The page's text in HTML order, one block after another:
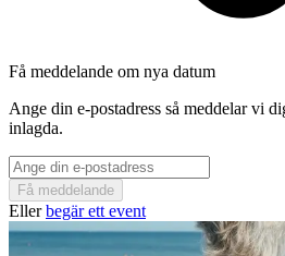
Få meddelande om nya datum
Ange din e-postadress så meddelar vi
inlagda.
Få meddelande
Ellerbegär ett event